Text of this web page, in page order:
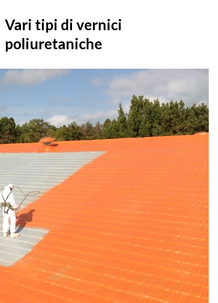
Vari tipi di vernici
poliuretaniche